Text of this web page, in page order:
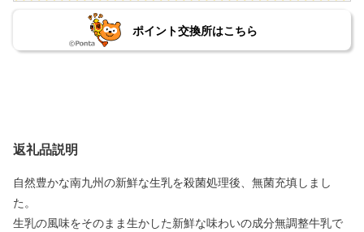
ポイント交換所はこちら
返礼品説明
自然豊かな南九州の新鮮な生乳を殺菌処理後、無菌充填しまし
た。
生乳の風味をそのまま生かした新鮮な味わいの成分無調整牛乳で